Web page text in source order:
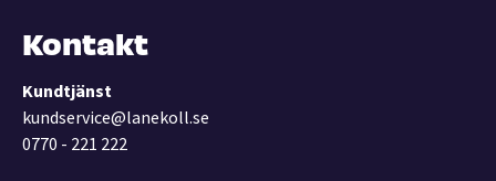
Kontakt
Kundtjänst
kundservice@lanekoll.se
0770 - 221 222